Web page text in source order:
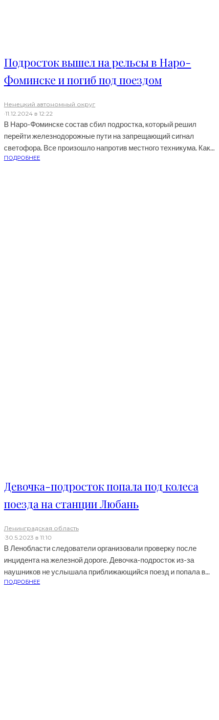
Подросток вышел на рельсы в Наро-
Фоминске и погиб под поездом
Ненецкий автономный округ
·11.12.2024 в 12:22
В Наро-Фоминске состав сбил подростка, который решил
перейти железнодорожные пути на запрещающий сигнал
светофора. Все произошло напротив местного техникума. Как...
ПОДРОБНЕЕ
Девочка-подросток попала под колеса
поезда на станции Любань
Ленинградская область
·30.5.2023 в 11:10
В Ленобласти следователи организовали проверку после
инцидента на железной дороге. Девочка-подросток из-за
наушников не услышала приближающийся поезд и попала в...
ПОДРОБНЕЕ